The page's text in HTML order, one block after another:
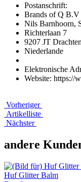
Postanschrift:
Brands of Q B.V
Nils Barnhoorn,
Richterlaan 7
9207 JT Drachten
Niederlande
Elektronische
Website: https://
Vorheriger
Artikelliste
Nächster
andere
Huf Glitter Balm